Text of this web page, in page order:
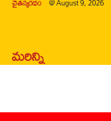
మరిన్ని